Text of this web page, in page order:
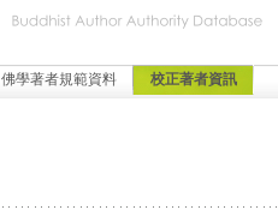
佛學著者規範資料 校正著者資訊